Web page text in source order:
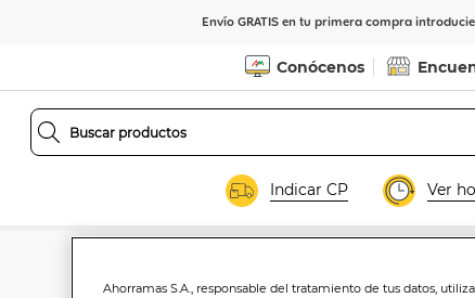
Envío GRATIS en tu primera compra
Conócenos
Indicar CP Ver
Ahorramas S.A., responsable del tratamiento de tus datos,